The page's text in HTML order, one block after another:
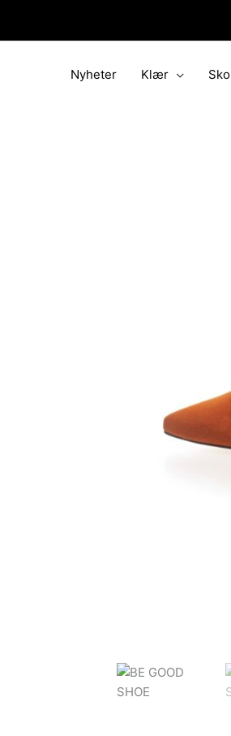
Nyheter Klær Sko